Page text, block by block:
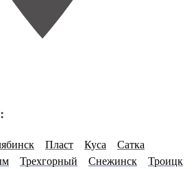
Пласт Куса
Сатка
Трехгорный Снежинск
Троицк